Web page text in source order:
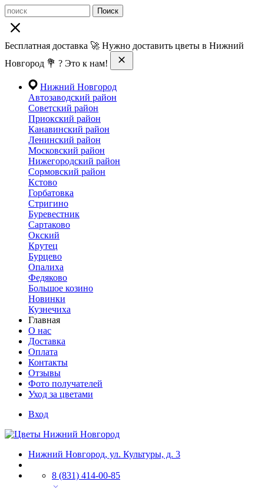
Поиск
Бесплатная доставка 🚀 Нужно доставить цветы в Нижний
Новгород 💐 ? Это к нам!
Нижний Новгород
Автозаводский район
Советский район
Приокский район
Канавинский район
Ленинский район
Московский район
Нижегородский район
Сормовский район
Кстово
Горбатовка
Стригино
Буревестник
Сартаково
Окский
Крутец
Бурцево
Опалиха
Федяково
Большое козино
Новинки
Кузнечиха
Главная
О нас
Доставка
Оплата
Контакты
Отзывы
Фото получателей
Уход за цветами
Вход
Нижний Новгород, ул. Культуры, д. 3
8 (831) 414-00-85